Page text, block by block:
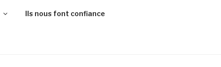
Ils nous font confiance